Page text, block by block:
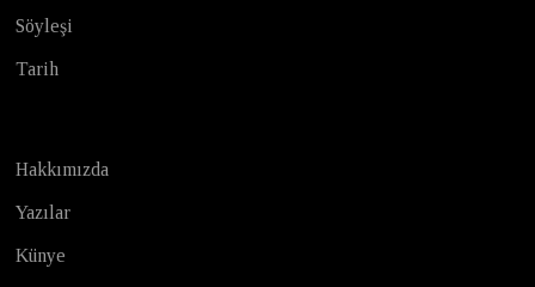
Söyleşi
Tarih
Hakkımızda
Yazılar
Künye